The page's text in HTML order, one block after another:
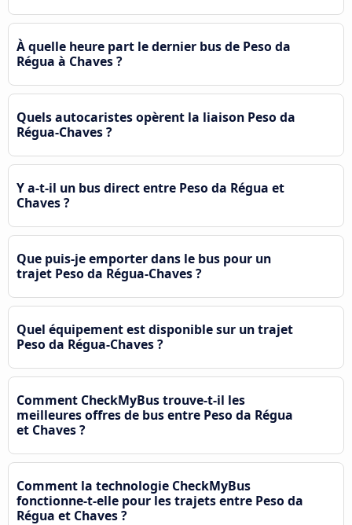
À quelle heure part le dernier bus de Peso da
Régua à Chaves ?
Quels autocaristes opèrent la liaison Peso da
Régua-Chaves ?
Y a-t-il un bus direct entre Peso da Régua et
Chaves ?
Que puis-je emporter dans le bus pour un
trajet Peso da Régua-Chaves ?
Quel équipement est disponible sur un trajet
Peso da Régua-Chaves ?
Comment CheckMyBus trouve-t-il les
meilleures offres de bus entre Peso da Régua
et Chaves ?
Comment la technologie CheckMyBus
fonctionne-t-elle pour les trajets entre Peso da
Régua et Chaves ?